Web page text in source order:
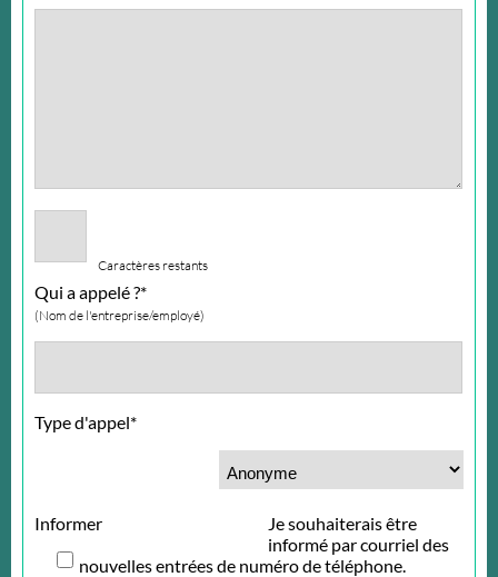
Caractères restants
Qui a appelé ?*
(Nom de l'entreprise/employé)
Type d'appel*
Informer
Je souhaiterais être
informé par courriel des
nouvelles entrées de numéro de téléphone.